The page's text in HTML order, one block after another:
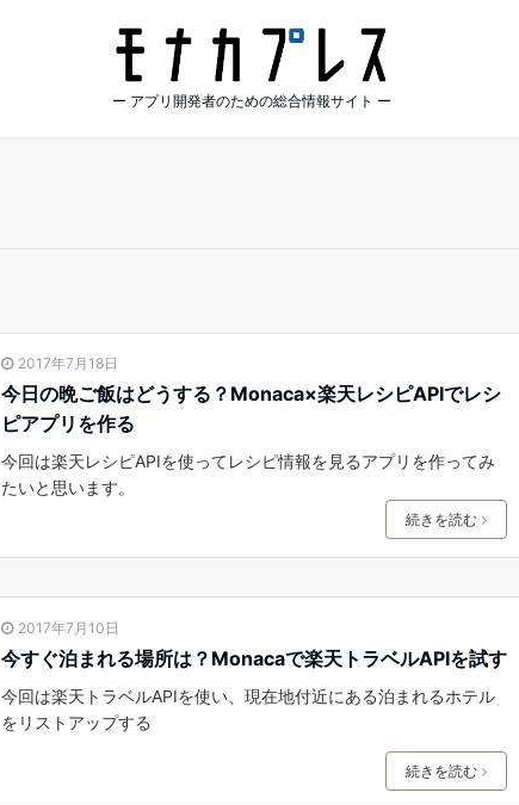
ー アプリ開発者のための総合情報サイト ー
2017年7月18日
今日の晩ご飯はどうする？Monaca×楽天レシピAPIでレシ
ピアプリを作る
今回は楽天レシピAPIを使ってレシピ情報を見るアプリを作ってみ
たいと思います。
続きを読む
2017年7月10日
今すぐ泊まれる場所は？Monacaで楽天トラベルAPIを試す
今回は楽天トラベルAPIを使い、現在地付近にある泊まれるホテル
をリストアップする
続きを読む